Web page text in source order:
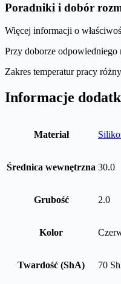
Poradniki i dobór
Więcej informacji o
Przy doborze odpowiedniego
Zakres temperatur pracy
Informacje
Materiał
Średnica wewnętrzna 30.0
Grubość 2.0
Kolor
Twardość (ShA) 70